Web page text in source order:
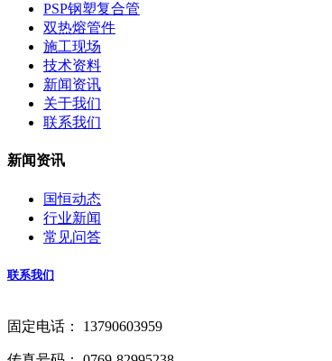
PSP钢塑复合管
双热熔管件
施工现场
技术资料
新闻资讯
关于我们
联系我们
新闻资讯
国恒动态
行业新闻
常见问答
联系我们
固定电话： 13790603959